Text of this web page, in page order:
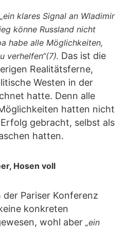
„ein klares Signal an Wladimir
könne Russland nicht
habe alle Möglichkeiten,
verhelfen“(7). Das ist die
Realitätsferne,
Westen in der
hatte. Denn alle
hatten nicht
gebracht, selbst als
hatten.
Hosen voll
Pariser Konferenz
konkreten
wohl aber „ein